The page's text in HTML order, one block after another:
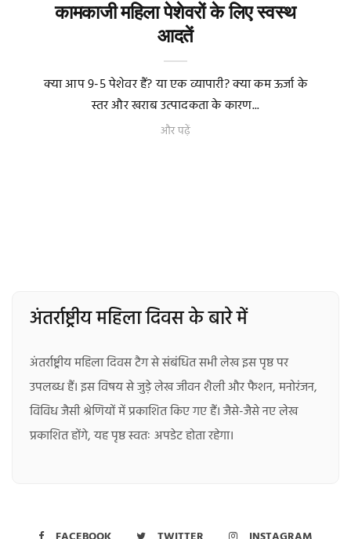
कामकाजी महिला पेशेवरों के लिए स्वस्थ
आदतें
क्या आप 9-5 पेशेवर हैं? या एक व्यापारी? क्या कम ऊर्जा के
स्तर और खराब उत्पादकता के कारण...
और पढ़ें
अंतर्राष्ट्रीय महिला दिवस के बारे में
अंतर्राष्ट्रीय महिला दिवस टैग से संबंधित सभी लेख इस पृष्ठ पर
उपलब्ध हैं। इस विषय से जुड़े लेख जीवन शैली और फैशन, मनोरंजन,
विविध जैसी श्रेणियों में प्रकाशित किए गए हैं। जैसे-जैसे नए लेख
प्रकाशित होंगे, यह पृष्ठ स्वतः अपडेट होता रहेगा।